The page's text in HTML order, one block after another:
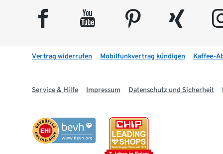
facebook youtube pinterest xing
Vertrag widerrufen Mobilfunkvertrag kündigen Kaffee-
Service & Hilfe Impressum Datenschutz und Sicherheit